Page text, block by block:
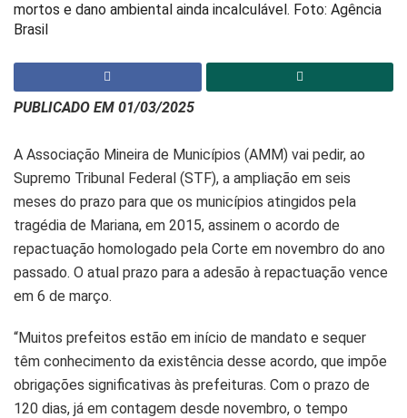
mortos e dano ambiental ainda incalculável. Foto: Agência
Brasil
PUBLICADO EM 01/03/2025
A Associação Mineira de Municípios (AMM) vai pedir, ao
Supremo Tribunal Federal (STF), a ampliação em seis
meses do prazo para que os municípios atingidos pela
tragédia de Mariana, em 2015, assinem o acordo de
repactuação homologado pela Corte em novembro do ano
passado. O atual prazo para a adesão à repactuação vence
em 6 de março.
“Muitos prefeitos estão em início de mandato e sequer
têm conhecimento da existência desse acordo, que impõe
obrigações significativas às prefeituras. Com o prazo de
120 dias, já em contagem desde novembro, o tempo